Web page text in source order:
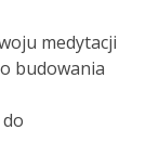
medytacji
budowania